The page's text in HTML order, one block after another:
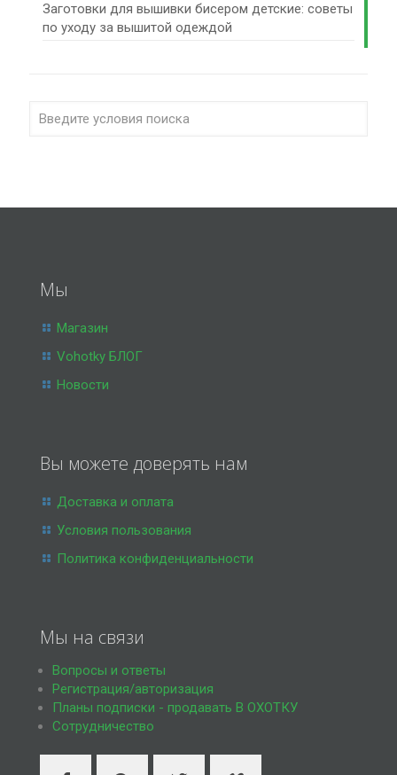
Заготовки для вышивки бисером детские: советы
по уходу за вышитой одеждой
Мы
Магазин
Vohotky БЛОГ
Новости
Вы можете доверять нам
Доставка и оплата
Условия пользования
Политика конфиденциальности
Мы на связи
Вопросы и ответы
Регистрация/авторизация
Планы подписки - продавать В ОХОТКУ
Сотрудничество